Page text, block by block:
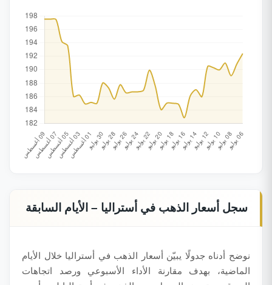
سجل أسعار الذهب في أستراليا – الأيام السابقة
نوضح أدناه جدولًا يبيّن أسعار الذهب في أستراليا خلال الأيام
الماضية، بهدف مقارنة الأداء الأسبوعي ورصد اتجاهات